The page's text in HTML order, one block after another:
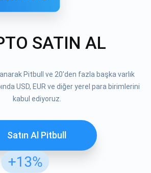
SATIN AL
Pitbull ve 20'den fazla başka varlık
USD, EUR ve diğer yerel para birimlerini
kabul ediyoruz.
Satın Al Pitbull